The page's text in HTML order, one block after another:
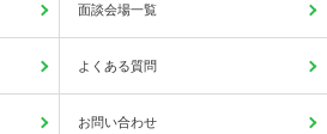
面談会場一覧
よくある質問
お問い合わせ